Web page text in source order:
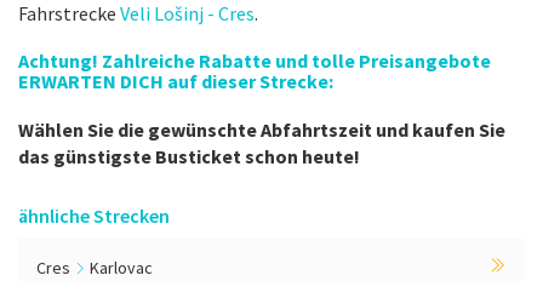
Fahrstrecke Veli Lošinj - Cres.
Achtung! Zahlreiche Rabatte und tolle Preisangebote
ERWARTEN DICH auf dieser Strecke:
Wählen Sie die gewünschte Abfahrtszeit und kaufen Sie
das günstigste Busticket schon heute!
ähnliche Strecken
Cres Karlovac